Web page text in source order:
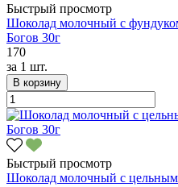
Быстрый просмотр
Шоколад молочный с
Богов 30г
170
за 1 шт.
В корзину
Быстрый просмотр
Шоколад молочный с